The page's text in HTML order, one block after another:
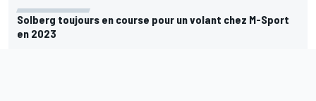
Solberg toujours en course pour un volant chez M-Sport
en 2023